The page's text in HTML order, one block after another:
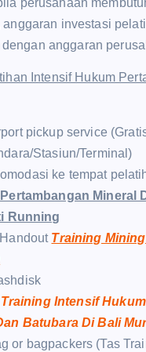
perusahaan
anggaran investasi
anggaran
Intensif Hukum
pickup service
Stasiun/Terminal)
ke tempat
Mineral
Running
Training
Training Intensif
Batubara Di Bali
or bagpackers (Tas